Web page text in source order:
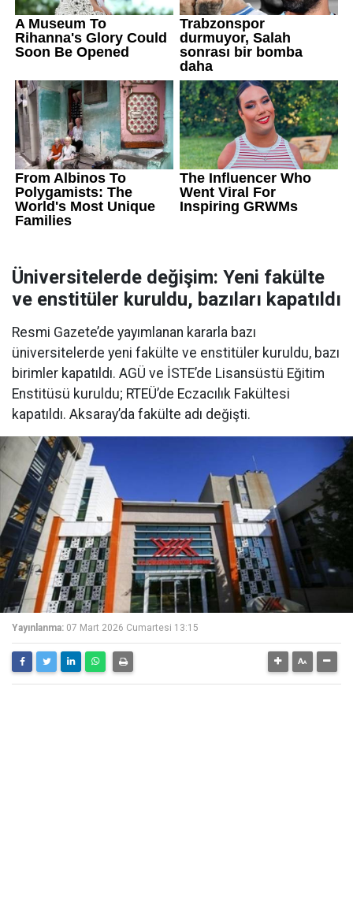
Üniversitelerde değişim: Yeni fakülte
ve enstitüler kuruldu, bazıları kapatıldı
Resmi Gazete’de yayımlanan kararla bazı
üniversitelerde yeni fakülte ve enstitüler kuruldu, bazı
birimler kapatıldı. AGÜ ve İSTE’de Lisansüstü Eğitim
Enstitüsü kuruldu; RTEÜ’de Eczacılık Fakültesi
kapatıldı. Aksaray’da fakülte adı değişti.
Yayınlanma: 07 Mart 2026 Cumartesi 13:15